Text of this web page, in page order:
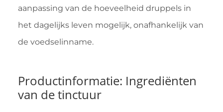
aanpassing van de hoeveelheid druppels in
het dagelijks leven mogelijk, onafhankelijk van
de voedselinname.
Productinformatie: Ingrediënten
van de tinctuur